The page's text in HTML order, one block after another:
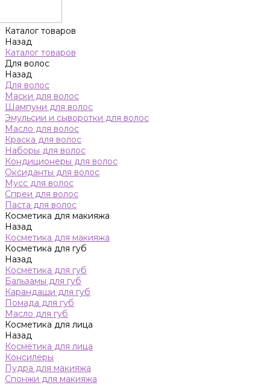
Каталог товаров
Назад
Каталог товаров
Для волос
Назад
Для волос
Маски для волос
Шампуни для волос
Эмульсии и сыворотки для волос
Масло для волос
Краска для волос
Наборы для волос
Кондиционеры для волос
Оксиданты для волос
Мусс для волос
Спреи для волос
Паста для волос
Косметика для макияжа
Назад
Косметика для макияжа
Косметика для губ
Назад
Косметика для губ
Бальзамы для губ
Карандаши для губ
Помада для губ
Масло для губ
Косметика для лица
Назад
Косметика для лица
Консилеры
Пудра для макияжа
Спонжи для макияжа